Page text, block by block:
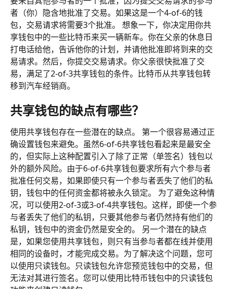
者（你）隐含地批准了交易。如果这是一个4-of-6的钱
包，交易请求将需要3个批准。 想象一下，你决定用你共
享钱包中的一些比特币来买一辆新车。你在父亲的休息日
打电话给他，告诉他你的计划，并请他批准即将到来的交
易请求。然后，你提交交易请求。你父亲很快批准了交
易，满足了2-of-3共享钱包的条件。比特币从共享钱包转
移到汽车经销商。
共享钱包的缺点有哪些？
使用共享钱包存在一些潜在的缺点。 第一个很容易通过正
确设置钱包来避免。虽然6-of-6共享钱包看起来是最安全
的，但实际上这种配置引入了除了正常（单签名）钱包以
外的额外风险。由于6-of-6共享钱包要求所有六个参与者
批准任何交易，如果即使只有一个参与者丢失了他们的私
钥，钱包中的任何资金都将被永久锁定。 为了避免这种情
况，可以使用2-of-3或3-of-4共享钱包。这样，即使一个参
与者丢失了他们的私钥，只要其他参与者仍然持有他们的
私钥，钱包中的资金仍然是安全的。 另一个潜在的缺点
是，如果您使用共享钱包，则只有当参与者都在线并使用
相同的设备时，才能完成交易。为了解决这个问题，您可
以使用只读钱包。只读钱包允许您预览钱包中的交易，但
无法对其进行签名。您可以使用比特币钱包中的只读钱包